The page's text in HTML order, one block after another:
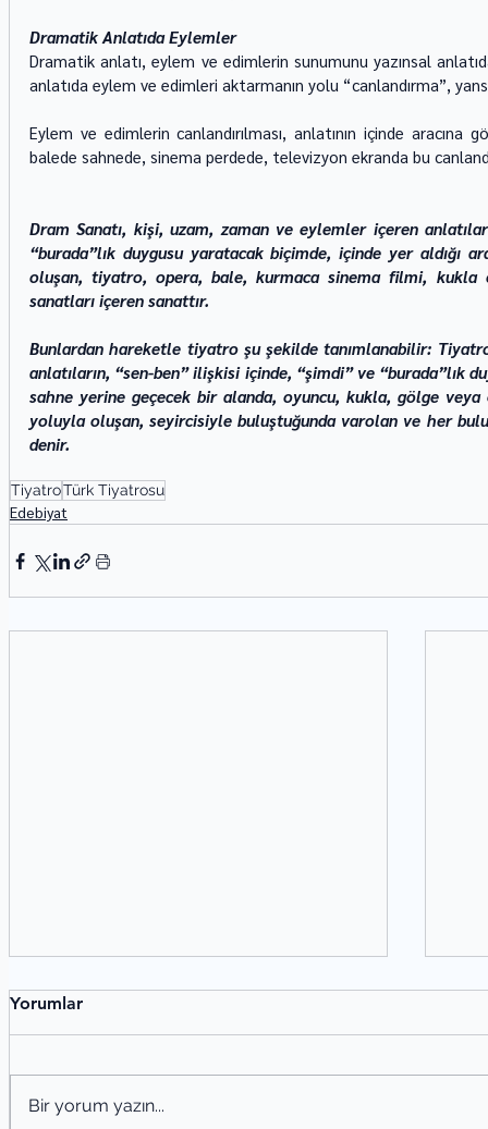
Dramatik Anlatıda Eylemler
Dramatik anlatı, eylem ve edimlerin sunumunu yazınsal
anlatıda eylem ve edimleri aktarmanın yolu “canlandırma”,
Eylem ve edimlerin canlandırılması, anlatının içinde
balede sahnede, sinema perdede, televizyon ekranda bu
Dram Sanatı, kişi, uzam, zaman ve eylemler içeren
“burada”lık duygusu yaratacak biçimde, içinde yer aldığı
oluşan, tiyatro, opera, bale, kurmaca sinema filmi, kukla
sanatları içeren sanattır.
Bunlardan hareketle tiyatro şu şekilde tanımlanabilir:
anlatıların, “sen-ben” ilişkisi içinde, “şimdi” ve “burada”lık
sahne yerine geçecek bir alanda, oyuncu, kukla, gölge
yoluyla oluşan, seyircisiyle buluştuğunda varolan ve her
denir.
TiyatroTürk Tiyatrosu
Edebiyat
Yorumlar
Bir yorum yazın...